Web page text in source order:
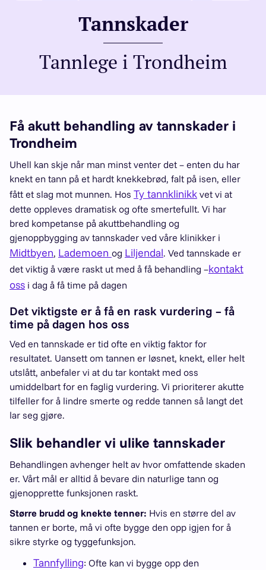
Tannskader
Tannlege i Trondheim
Få akutt behandling av tannskader i
Trondheim
Uhell kan skje når man minst venter det – enten du har
knekt en tann på et hardt knekkebrød, falt på isen, eller
fått et slag mot munnen. Hos Ty tannklinikk vet vi at
dette oppleves dramatisk og ofte smertefullt. Vi har
bred kompetanse på akuttbehandling og
gjenoppbygging av tannskader ved våre klinikker i
Midtbyen, Lademoen og Liljendal. Ved tannskade er
det viktig å være raskt ut med å få behandling –kontakt
oss i dag å få time på dagen
Det viktigste er å få en rask vurdering – få
time på dagen hos oss
Ved en tannskade er tid ofte en viktig faktor for
resultatet. Uansett om tannen er løsnet, knekt, eller helt
utslått, anbefaler vi at du tar kontakt med oss
umiddelbart for en faglig vurdering. Vi prioriterer akutte
tilfeller for å lindre smerte og redde tannen så langt det
lar seg gjøre.
Slik behandler vi ulike tannskader
Behandlingen avhenger helt av hvor omfattende skaden
er. Vårt mål er alltid å bevare din naturlige tann og
gjenopprette funksjonen raskt.
Større brudd og knekte tenner: Hvis en større del av
tannen er borte, må vi ofte bygge den opp igjen for å
sikre styrke og tyggefunksjon.
Tannfylling: Ofte kan vi bygge opp den